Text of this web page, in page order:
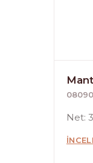
Net: